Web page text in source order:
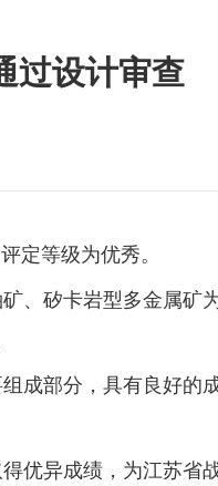
过设计审查
定等级为优秀。
、矽卡岩型多金属矿
成部分，具有良好的
优异成绩，为江苏省